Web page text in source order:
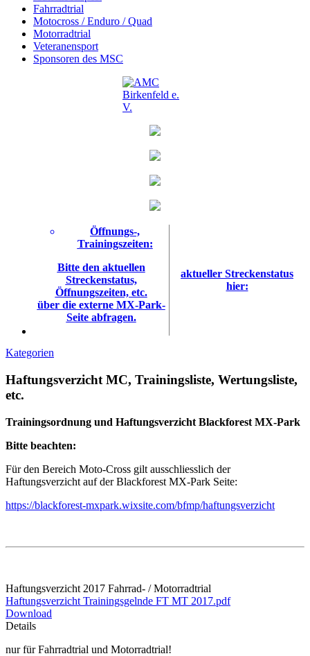
Fahrradtrial
Motocross / Enduro / Quad
Motorradtrial
Veteranensport
Sponsoren des MSC
Öffnungs-,
Trainingszeiten:
Bitte den aktuellen
Streckenstatus,
Öffnungszeiten, etc.
über die externe MX-Park-
Seite abfragen.
aktueller Streckenstatus
hier:
Kategorien
Haftungsverzicht MC, Trainingsliste, Wertungsliste,
etc.
Trainingsordnung und Haftungsverzicht Blackforest MX-Park
Bitte beachten:
Für den Bereich Moto-Cross gilt ausschliesslich der
Haftungsverzicht auf der Blackforest MX-Park Seite:
https://blackforest-mxpark.wixsite.com/bfmp/haftungsverzicht
Haftungsverzicht 2017 Fahrrad- / Motorradtrial
Haftungsverzicht Trainingsgelnde FT MT 2017.pdf
Download
Details
nur für Fahrradtrial und Motorradtrial!